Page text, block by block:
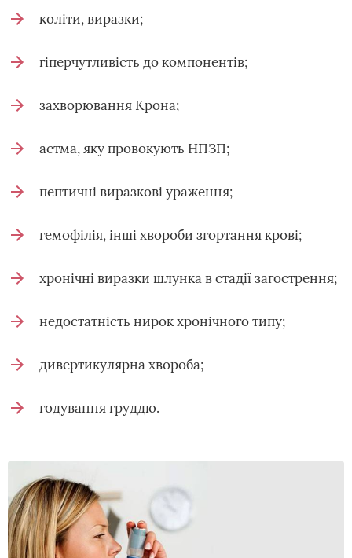
коліти, виразки;
гіперчутливість до компонентів;
захворювання Крона;
астма, яку провокують НПЗП;
пептичні виразкові ураження;
гемофілія, інші хвороби згортання крові;
хронічні виразки шлунка в стадії загострення;
недостатність нирок хронічного типу;
дивертикулярна хвороба;
годування груддю.